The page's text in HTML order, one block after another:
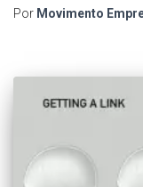
Por Movimento